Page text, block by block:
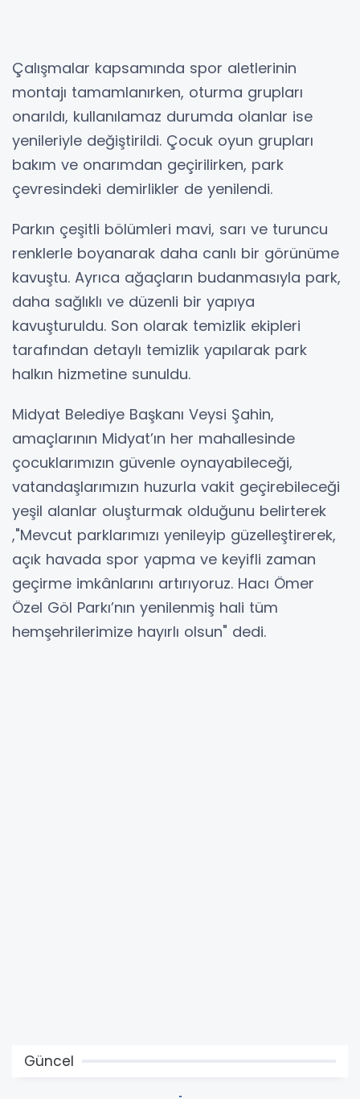
Çalışmalar kapsamında spor aletlerinin
montajı tamamlanırken, oturma grupları
onarıldı, kullanılamaz durumda olanlar ise
yenileriyle değiştirildi. Çocuk oyun grupları
bakım ve onarımdan geçirilirken, park
çevresindeki demirlikler de yenilendi.
Parkın çeşitli bölümleri mavi, sarı ve turuncu
renklerle boyanarak daha canlı bir görünüme
kavuştu. Ayrıca ağaçların budanmasıyla park,
daha sağlıklı ve düzenli bir yapıya
kavuşturuldu. Son olarak temizlik ekipleri
tarafından detaylı temizlik yapılarak park
halkın hizmetine sunuldu.
Midyat Belediye Başkanı Veysi Şahin,
amaçlarının Midyat’ın her mahallesinde
çocuklarımızın güvenle oynayabileceği,
vatandaşlarımızın huzurla vakit geçirebileceği
yeşil alanlar oluşturmak olduğunu belirterek
,"Mevcut parklarımızı yenileyip güzelleştirerek,
açık havada spor yapma ve keyifli zaman
geçirme imkânlarını artırıyoruz. Hacı Ömer
Özel Göl Parkı’nın yenilenmiş hali tüm
hemşehrilerimize hayırlı olsun" dedi.
Güncel